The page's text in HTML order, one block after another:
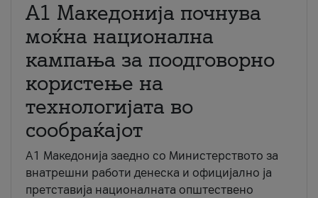
A1 Македонија почнува
моќна национална
кампања за поодговорно
користење на
технологијата во
сообраќајот
A1 Македонија заедно со Министерството за
внатрешни работи денеска и официјално ја
претставија националната општествено